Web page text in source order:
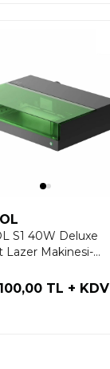
S1 40W Deluxe
Lazer Makinesi-
TL + KDV